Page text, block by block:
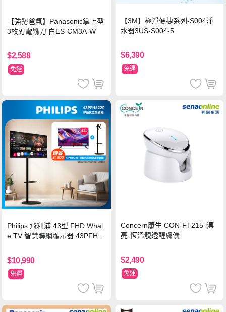
【強勢爸氣】Panasonic掌上型
3枚刃電鬍刀 白ES-CM3A-W
$2,588
免運
【3M】極淨便捷系列-S004淨
水器3US-S004-5
$6,390
免運
Philips 飛利浦 43型 FHD Whal
e TV 智慧聯網顯示器 43PFH6
$10,990
免運
Concern康生 CON-FT215 i漂
亮-恆溫靚透醒膚儀
$2,490
免運